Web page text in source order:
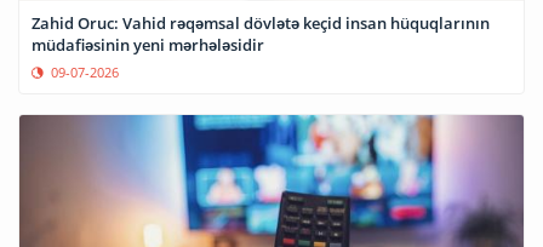
Zahid Oruc: Vahid rəqəmsal dövlətə keçid insan hüquqlarının
müdafiəsinin yeni mərhələsidir
09-07-2026